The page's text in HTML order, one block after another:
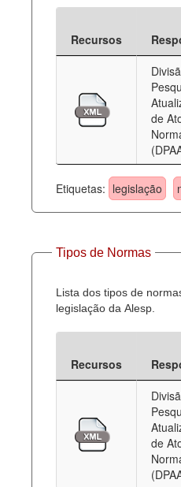
Recursos
de
Etiquetas: legislação
Tipos de Normas
Lista dos tipos de
legislação da Alesp.
Recursos
de